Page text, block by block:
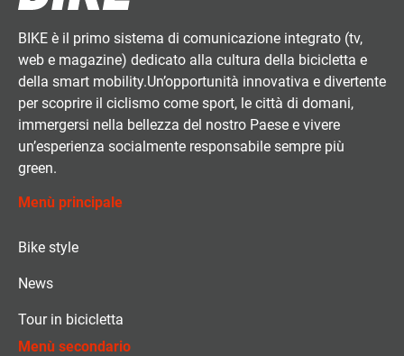
BIKE è il primo sistema di comunicazione integrato (tv,
web e magazine) dedicato alla cultura della bicicletta e
della smart mobility.Un’opportunità innovativa e divertente
per scoprire il ciclismo come sport, le città di domani,
immergersi nella bellezza del nostro Paese e vivere
un’esperienza socialmente responsabile sempre più
green.
Menù principale
Bike style
News
Tour in bicicletta
Menù secondario